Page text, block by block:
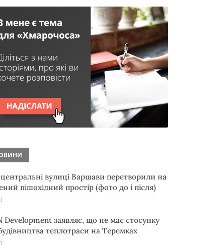
центральні вулиці Варшави перетворили на
пішохідний простір (фото до і після)
Development заявляє, що не має стосунку
теплотраси на Теремках